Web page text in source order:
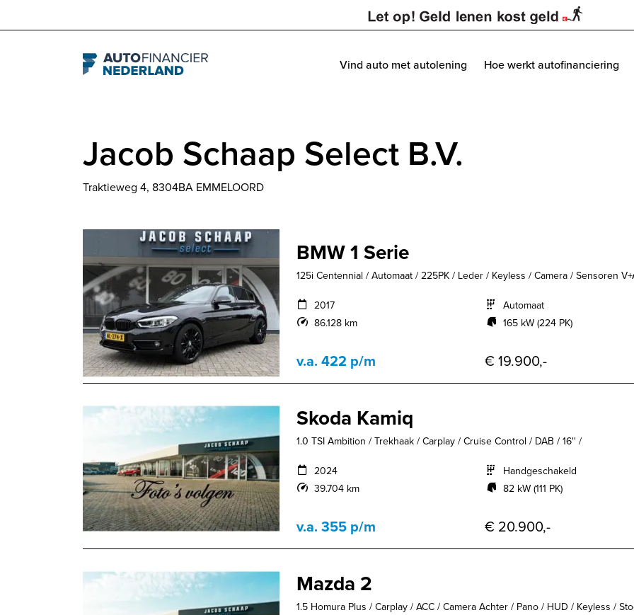
Navigation Vind auto met autolening Hoe werkt autofinanciering
Jacob Schaap Select B.V.
Traktieweg 4, 8304BA EMMELOORD
BMW 1 Serie
125i Centennial / Automaat / 225PK / Leder / Keyless / Camera / Sensoren
2017
86.128 km
Automaat
165 kW (224 PK)
v.a. 422 p/m € 19.900,-
Skoda Kamiq
1.0 TSI Ambition / Trekhaak / Carplay / Cruise Control / DAB / 16'' /
2024
39.704 km
Handgeschakeld
82 kW (111 PK)
v.a. 355 p/m € 20.900,-
Mazda 2
1.5 Homura Plus / Carplay / ACC / Camera Achter / Pano / HUD / Keyless /